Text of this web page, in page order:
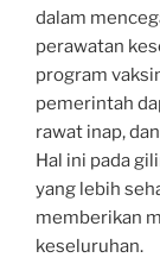
dalam
perawatan
program
pemerintah
rawat inap,
Hal ini pada
yang lebih
memberikan
keseluruhan.